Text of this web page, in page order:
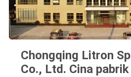
Chongqing Litron
Co., Ltd. Cina pabrik